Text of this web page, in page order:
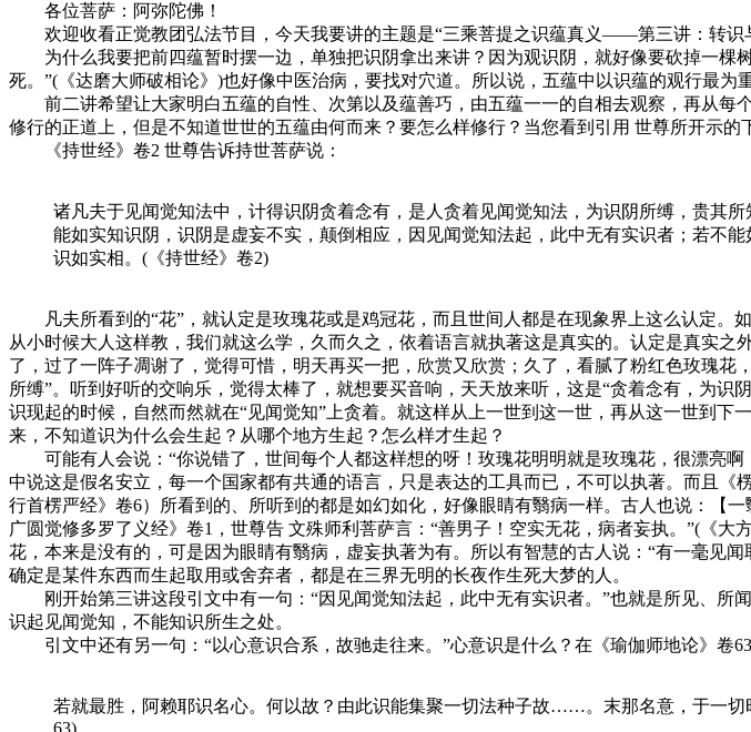
各位菩萨：阿弥陀佛！
欢迎收看正觉教团弘法节目，今天我要讲的主题是“三乘菩提之识蕴真义——第三讲：转识
为什么我要把前四蕴暂时摆一边，单独把识阴拿出来讲？因为观识阴，就好像要砍掉一棵
死。”(《达磨大师破相论》)也好像中医治病，要找对穴道。所以说，五蕴中以识蕴的观行最
前二讲希望让大家明白五蕴的自性、次第以及蕴善巧，由五蕴一一的自相去观察，再从每
修行的正道上，但是不知道世世的五蕴由何而来？要怎么样修行？当您看到引用 世尊所开示
《持世经》卷2 世尊告诉持世菩萨说：
诸凡夫于见闻觉知法中，计得识阴贪着念有，是人贪着见闻觉知法，为识阴所缚，贵其
能如实知识阴，识阴是虚妄不实，颠倒相应，因见闻觉知法起，此中无有实识者；若不
识如实相。(《持世经》卷2)
凡夫所看到的“花”，就认定是玫瑰花或是鸡冠花，而且世间人都是在现象界上这么认定。
从小时候大人这样教，我们就这么学，久而久之，依着语言就执著这是真实的。认定是真实
了，过了一阵子凋谢了，觉得可惜，明天再买一把，欣赏又欣赏；久了，看腻了粉红色玫瑰
所缚”。听到好听的交响乐，觉得太棒了，就想要买音响，天天放来听，这是“贪着念有，为
识现起的时候，自然而然就在“见闻觉知”上贪着。就这样从上一世到这一世，再从这一世到
来，不知道识为什么会生起？从哪个地方生起？怎么样才生起？
可能有人会说：“你说错了，世间每个人都这样想的呀！玫瑰花明明就是玫瑰花，很漂亮
中说这是假名安立，每一个国家都有共通的语言，只是表达的工具而已，不可以执著。而且
行首楞严经》卷6）所看到的、所听到的都是如幻如化，好像眼睛有翳病一样。古人也说：【
广圆觉修多罗了义经》卷1，世尊告 文殊师利菩萨言：“善男子！空实无花，病者妄执。”(《
花，本来是没有的，可是因为眼睛有翳病，虚妄执著为有。所以有智慧的古人说：“有一毫见
确定是某件东西而生起取用或舍弃者，都是在三界无明的长夜作生死大梦的人。
刚开始第三讲这段引文中有一句：“因见闻觉知法起，此中无有实识者。”也就是所见、所
识起见闻觉知，不能知识所生之处。
引文中还有另一句：“以心意识合系，故驰走往来。”心意识是什么？在《瑜伽师地论》卷63
若就最胜，阿赖耶识名心。何以故？由此识能集聚一切法种子故……。末那名意，于一